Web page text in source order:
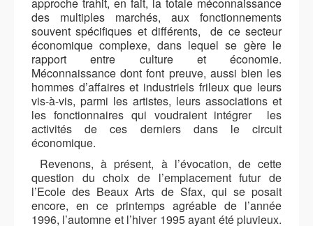
des multiples marchés, aux fonctionnements
souvent spécifiques et différents, de ce secteur
économique complexe, dans lequel se gère le
rapport entre culture et économie.
Méconnaissance dont font preuve, aussi bien les
hommes d’affaires et industriels frileuxque leurs
vis-à-vis, parmi les artistes, leurs associations et
les fonctionnaires qui voudraient intégrer les
activités de ces derniers dans le circuit
économique.
Revenons, à présent, à l’évocation, de cette
question du choix de l’emplacement futur de
l’Ecole des Beaux Arts de Sfax, qui se posait
encore, en ce printemps agréable de l’année
1996, l’automne et l’hiver 1995 ayant été pluvieux.